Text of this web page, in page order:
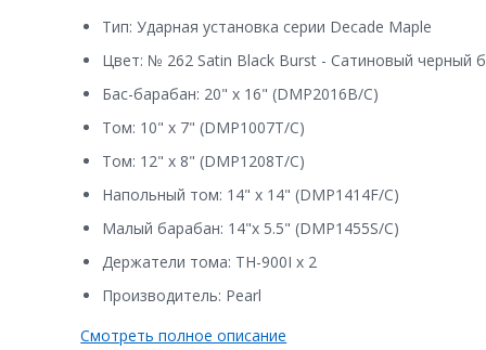
Тип: Ударная установка серии Decade Maple
Цвет: № 262 Satin Black Burst - Сатиновый черный
Бас-барабан: 20" x 16" (DMP2016B/C)
Том: 10" x 7" (DMP1007T/C)
Том: 12" x 8" (DMP1208T/C)
Напольный том: 14" x 14" (DMP1414F/C)
Малый барабан: 14"x 5.5" (DMP1455S/C)
Держатели тома: TH-900I x 2
Производитель: Pearl
Смотреть полное описание